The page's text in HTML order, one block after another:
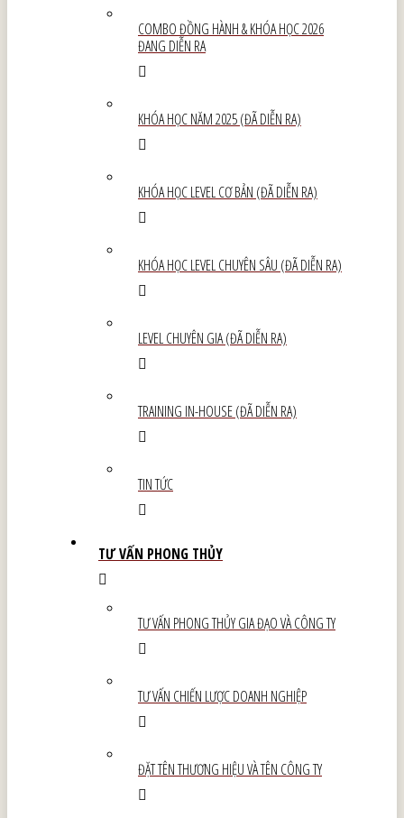
COMBO ĐỒNG HÀNH & KHÓA HỌC 2026
ĐANG DIỄN RA
KHÓA HỌC NĂM 2025 (ĐÃ DIỄN RA)
KHÓA HỌC LEVEL CƠ BẢN (ĐÃ DIỄN RA)
KHÓA HỌC LEVEL CHUYÊN SÂU (ĐÃ DIỄN RA)
LEVEL CHUYÊN GIA (ĐÃ DIỄN RA)
TRAINING IN-HOUSE (ĐÃ DIỄN RA)
TIN TỨC
TƯ VẤN PHONG THỦY
TƯ VẤN PHONG THỦY GIA ĐẠO VÀ CÔNG TY
TƯ VẤN CHIẾN LƯỢC DOANH NGHIỆP
ĐẶT TÊN THƯƠNG HIỆU VÀ TÊN CÔNG TY